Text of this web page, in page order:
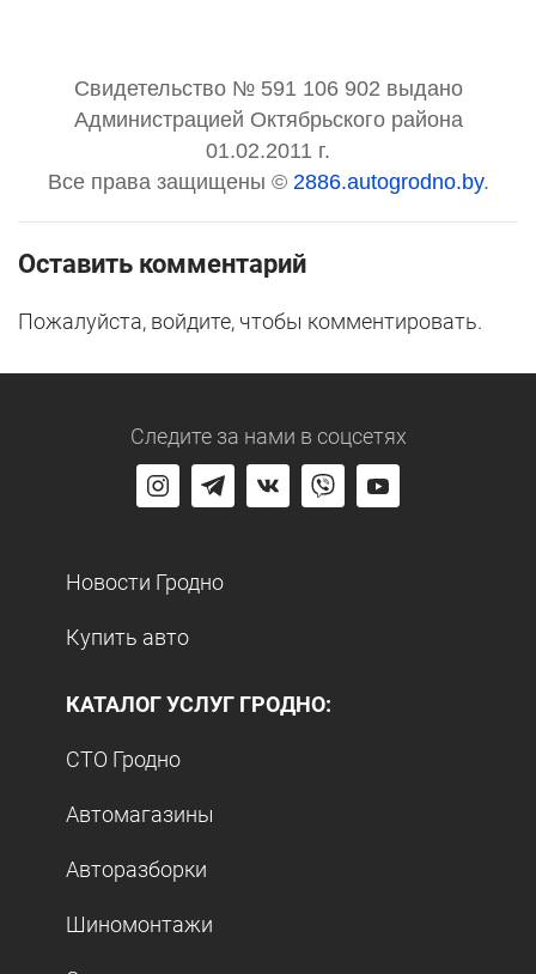
Свидетельство № 591 106 902 выдано
Администрацией Октябрьского района
01.02.2011 г.
Все права защищены © 2886.autogrodno.by.
Оставить комментарий
Пожалуйста, войдите, чтобы комментировать.
Следите за нами в соцсетях
Новости Гродно
Купить авто
КАТАЛОГ УСЛУГ ГРОДНО:
СТО Гродно
Автомагазины
Авторазборки
Шиномонтажи